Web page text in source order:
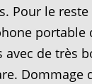
Pour le
portable
avec de très
Dommage